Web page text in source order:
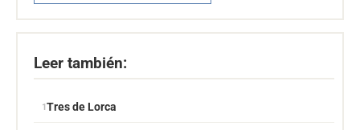
Leer también:
Tres de Lorca